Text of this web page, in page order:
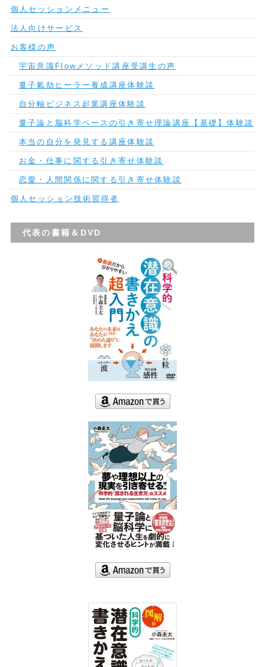
個人セッションメニュー
法人向けサービス
お客様の声
宇宙意識Flowメソッド講座受講生の声
量子氣劫ヒーラー養成講座体験談
自分軸ビジネス起業講座体験談
量子論と脳科学ベースの引き寄せ理論講座【基礎】体験談
本当の自分を発見する講座体験談
お金・仕事に関する引き寄せ体験談
恋愛・人間関係に関する引き寄せ体験談
個人セッション技術習得者
代表の書籍＆DVD